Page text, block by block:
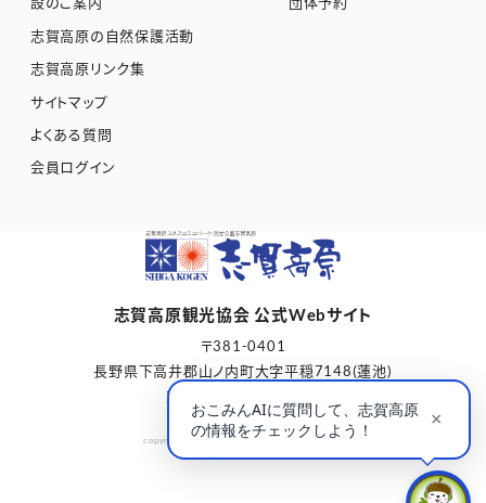
志賀高原の自然保護活動
志賀高原リンク集
サイトマップ
よくある質問
会員ログイン
志賀高原観光協会 公式Webサイト
〒381-0401
長野県下高井郡山ノ内町大字平穏7148(蓮池)
志賀高原総合会館98内
copyright © Shigakogen Tourism Association.